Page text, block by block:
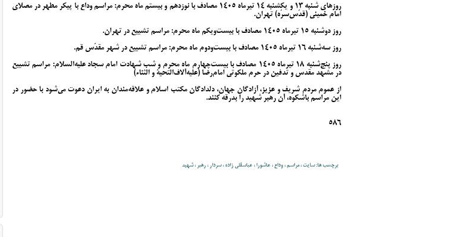
روزهای شنبه ۱۳ و یکشنبه ۱۴ تیرماه ۱۴۰۵ مصادف با نوزدهم و بیستم ماه محرم: مراسم وداع با پیکر مطهر در مصلای
امام خمینی (قدّس‌سرّه) تهران.
روز دوشنبه ۱۵ تیرماه ۱۴۰۵ مصادف با بیست‌ویکم ماه محرم: مراسم تشییع در تهران.
روز سه‌شنبه ۱۶ تیرماه ۱۴۰۵ مصادف با بیست‌ودوم ماه محرم: مراسم تشییع در شهر مقدّس قم.
روز پنج‌شنبه ۱۸ تیرماه ۱۴۰۵ مصادف با بیست‌چهارم ماه محرم و شب شهادت امام سجاد علیه‌السلام: مراسم تشییع
در مشهد مقدس و تدفین در حرم ملکوتی امام‌رضا (علیه‌آلاف‌التحیة و الثناء)
از عموم مردم شریف و عزیز، آزادگان جهان، دلدادگان مکتب اسلام و علاقه‌مندان به‌ ایران دعوت می‌شود با حضور در
این مراسم باشکوه، آن رهبر شهید را بدرقه کنند.
586
برچسب ها: سایت ، مراسم ، ‌وداع ، عاشورا ، ‌عباسقلی زاده ، ‌سردار ، ‌رهبر ، ‌شهید